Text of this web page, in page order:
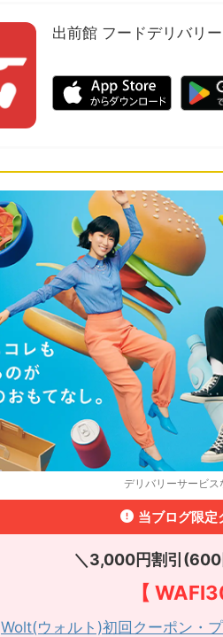
出前館 フードデリバリー
デリバリーサービス
当ブログ限定
＼3,000円割引
【
Wolt(ウォルト)初回クーポン・